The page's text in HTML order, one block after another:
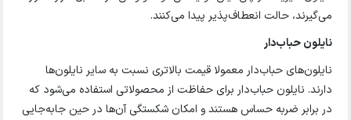
می‌گیرند، حالت انعطاف‌پذیر پیدا می‌کنند.
نایلون حباب‌دار
نایلون‌های حباب‌دار معمولا قیمت بالاتری نسبت به سایر نایلون‌ها
دارند. نایلون حباب‌دار برای حفاظت از محصولاتی استفاده می‌شود که
در برابر ضربه حساس هستند و امکان شکستگی آن‌ها در حین جابه‌جایی